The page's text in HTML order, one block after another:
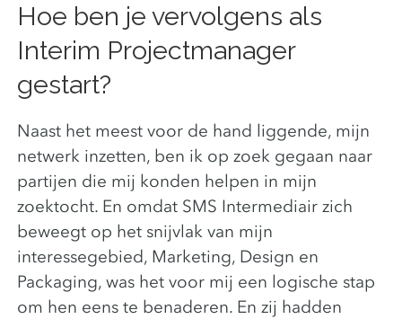
Hoe ben je vervolgens als
Interim Projectmanager
gestart?
Naast het meest voor de hand liggende, mijn
netwerk inzetten, ben ik op zoek gegaan naar
partijen die mij konden helpen in mijn
zoektocht. En omdat SMS Intermediair zich
beweegt op het snijvlak van mijn
interessegebied, Marketing, Design en
Packaging, was het voor mij een logische stap
om hen eens te benaderen. En zij hadden